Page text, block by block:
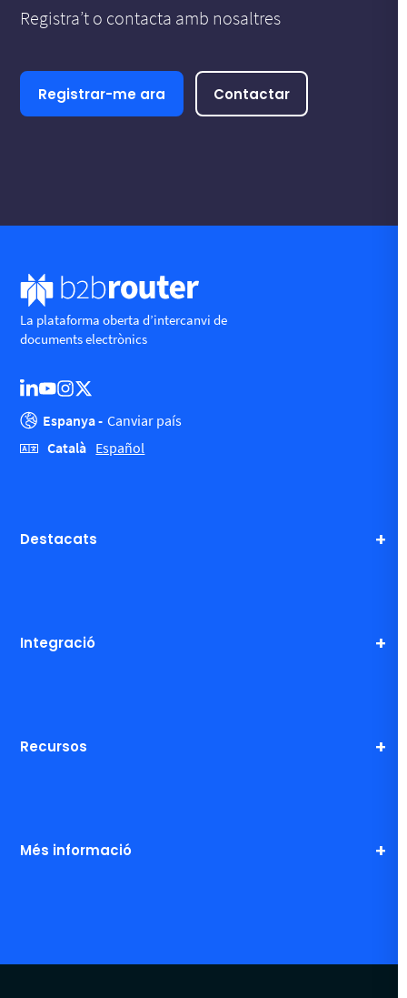
Registra’t o contacta amb nosaltres
Registrar-me ara Contactar
La plataforma oberta d’intercanvi de
documents electrònics
Espanya - Canviar país
Català Español
Destacats
Integració
Recursos
Més informació